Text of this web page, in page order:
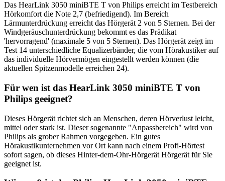
Das HearLink 3050 miniBTE T von Philips erreicht im Testbereich
Hörkomfort die Note 2,7 (befriedigend). Im Bereich
Lärmunterdrückung erreicht das Hörgerät 2 von 5 Sternen. Bei der
Windgeräuschunterdrückung bekommt es das Prädikat
'hervorragend' (maximale 5 von 5 Sternen). Das Hörgerät zeigt im
Test 14 unterschiedliche Equalizerbänder, die vom Hörakustiker auf
das individuelle Hörvermögen eingestellt werden können (die
aktuellen Spitzenmodelle erreichen 24).
Für wen ist das HearLink 3050 miniBTE T von
Philips geeignet?
Dieses Hörgerät richtet sich an Menschen, deren Hörverlust leicht,
mittel oder stark ist. Dieser sogenannte "Anpassbereich" wird von
Philips als grober Rahmen vorgegeben. Ein gutes
Hörakustikunternehmen vor Ort kann nach einem Profi-Hörtest
sofort sagen, ob dieses Hinter-dem-Ohr-Hörgerät Hörgerät für Sie
geeignet ist.